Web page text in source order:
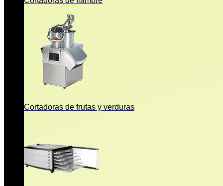
Cortadoras de frutas y verduras